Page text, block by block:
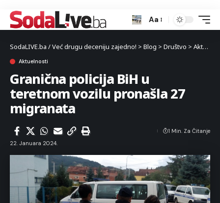
Aa
SodaLIVE.ba / Već drugu deceniju zajedno! > Blog > Društvo > Aktuelnosti
Aktuelnosti
Granična policija BiH u
teretnom vozilu pronašla 27
migranata
22. Januara 2024.
1 Min. Za Čitanje